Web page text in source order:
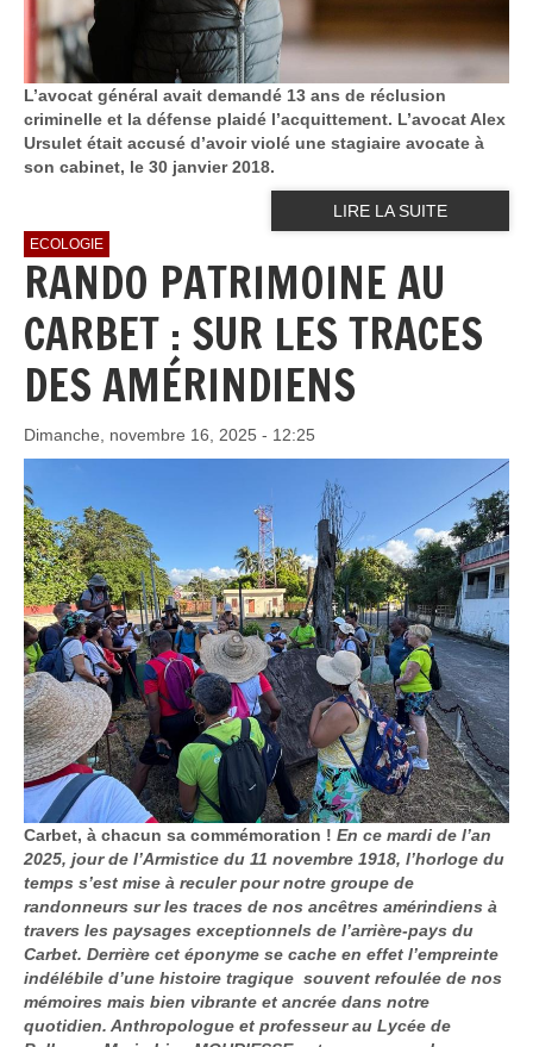
L’avocat général avait demandé 13 ans de réclusion
criminelle et la défense plaidé l’acquittement. L’avocat Alex
Ursulet était accusé d’avoir violé une stagiaire avocate à
son cabinet, le 30 janvier 2018.
LIRE LA SUITE
ECOLOGIE
RANDO PATRIMOINE AU
CARBET : SUR LES TRACES
DES AMÉRINDIENS
Dimanche, novembre 16, 2025 - 12:25
Carbet, à chacun sa commémoration ! En ce mardi de l’an
2025, jour de l’Armistice du 11 novembre 1918, l’horloge du
temps s’est mise à reculer pour notre groupe de
randonneurs sur les traces de nos ancêtres amérindiens à
travers les paysages exceptionnels de l’arrière-pays du
Carbet. Derrière cet éponyme se cache en effet l’empreinte
indélébile d’une histoire tragique souvent refoulée de nos
mémoires mais bien vibrante et ancrée dans notre
quotidien. Anthropologue et professeur au Lycée de